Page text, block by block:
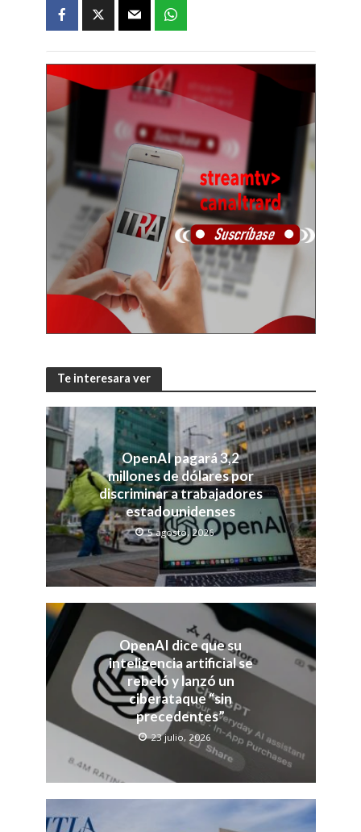
Te interesara ver
OpenAI pagará 3,2
millones de dólares por
discriminar a trabajadores
estadounidenses
5 agosto, 2026
OpenAI dice que su
inteligencia artificial se
rebeló y lanzó un
ciberataque “sin
precedentes”
23 julio, 2026